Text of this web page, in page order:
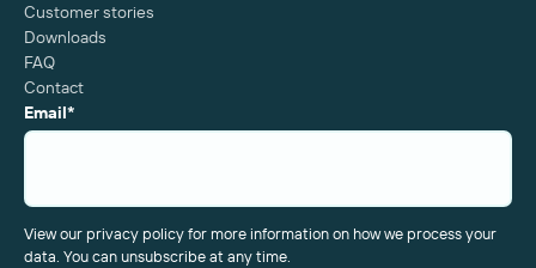
Customer stories
Downloads
FAQ
Contact
Email*
View our privacy policy for more information on how we process your
data. You can unsubscribe at any time.